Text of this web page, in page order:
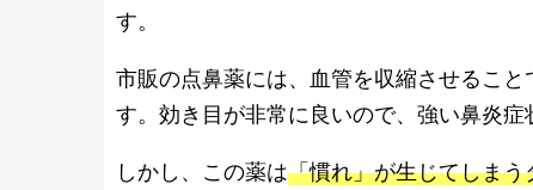
す。
市販の点鼻薬には、血管を収縮させるこ
す。効き目が非常に良いので、強い鼻炎
しかし、この薬は「慣れ」が生じてしまう